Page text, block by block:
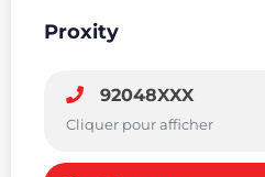
Proxity
92048XXX
Cliquer pour afficher